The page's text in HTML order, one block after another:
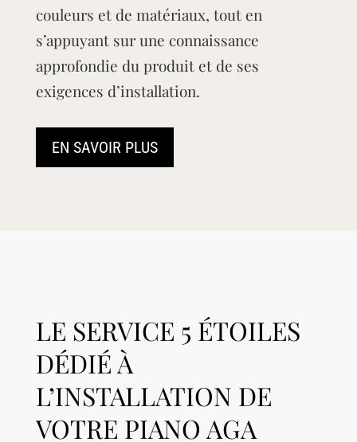
couleurs et de matériaux, tout en
s’appuyant sur une connaissance
approfondie du produit et de ses
exigences d’installation.
EN SAVOIR PLUS
LE SERVICE 5 ÉTOILES
DÉDIÉ À
L’INSTALLATION DE
VOTRE PIANO AGA